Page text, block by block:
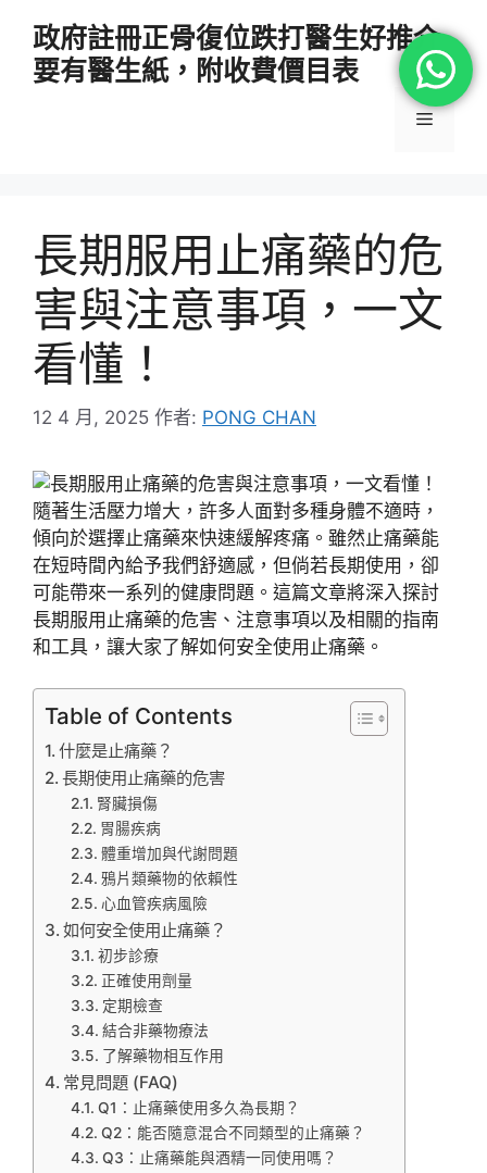
政府註冊正骨復位跌打醫生好推介
要有醫生紙，附收費價目表
選
長期服用止痛藥的危
害與注意事項，一文
看懂！
12 4 月, 2025 作者: PONG CHAN
隨著生活壓力增大，許多人面對多種身體不適時，
傾向於選擇止痛藥來快速緩解疼痛。雖然止痛藥能
在短時間內給予我們舒適感，但倘若長期使用，卻
可能帶來一系列的健康問題。這篇文章將深入探討
長期服用止痛藥的危害、注意事項以及相關的指南
和工具，讓大家了解如何安全使用止痛藥。
Table of Contents
什麼是止痛藥？
長期使用止痛藥的危害
腎臟損傷
胃腸疾病
體重增加與代謝問題
鴉片類藥物的依賴性
心血管疾病風險
如何安全使用止痛藥？
初步診療
正確使用劑量
定期檢查
結合非藥物療法
了解藥物相互作用
常見問題 (FAQ)
Q1：止痛藥使用多久為長期？
Q2：能否隨意混合不同類型的止痛藥？
Q3：止痛藥能與酒精一同使用嗎？